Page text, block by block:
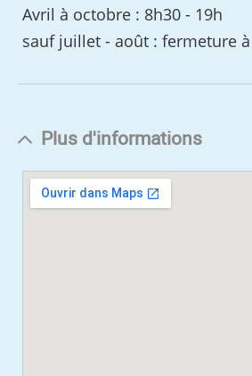
Avril à octobre : 8h30 - 19h
sauf juillet - août : fermeture
Plus d'informations